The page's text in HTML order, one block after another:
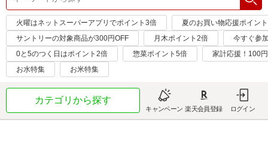
火曜はネットスーパーアプリでポイント3倍
夏のお買い物応援ポイン
サントリーの対象商品が300円OFF
月木ポイント2倍
今すぐ参
0と5のつく日はポイント2倍
惣菜ポイント5倍
家計応援！100
お水特集
お米特集
カテゴリから探す
キャンペーン 楽天会員登録 ログイン